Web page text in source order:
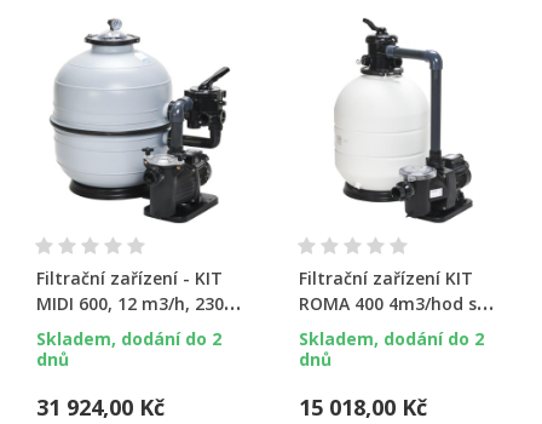
Filtrační zařízení - KIT
MIDI 600, 12 m3/h, 230
V, 6-ti cest. boč. ventil,
čerp. Bettar
Skladem, dodání do 2
dnů
31 924,00 Kč
Filtrační zařízení KIT
ROMA 400 4m3/hod s
podstavcem a
čerpadlem Micro Delfino
Skladem, dodání do 2
dnů
15 018,00 Kč